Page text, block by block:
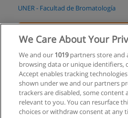
UNER - Facultad de Bromatología
Licenciatura en Nutrición
UNER - Facultad de Bromatología
Solicita
We Care About Your
We and our 1019partners store and
browsing data or unique identifiers,
Accept enables tracking
shown under we and our partners
trackers are disabled, some content
relevant to you. You can resurface
choices or withdraw consent at any